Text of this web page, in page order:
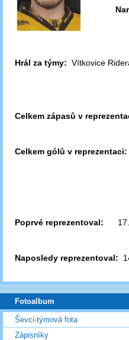
Hrál za týmy: Vítkovice
Celkem zápasů v
Celkem gólů v reprezentaci:
Poprvé reprezentoval: 17.
Naposledy reprezentoval:
Fotoalbum
Ševci-týmová fota
Zápisníky